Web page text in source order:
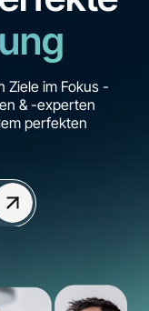
Ziele im Fokus -
& -experten
perfekten